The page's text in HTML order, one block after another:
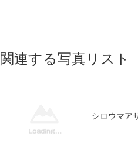
関連する写真リスト
シロウマア